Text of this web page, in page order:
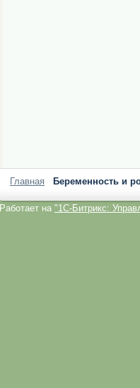
Главная Беременность и
Работает на "1C-Битрикс: